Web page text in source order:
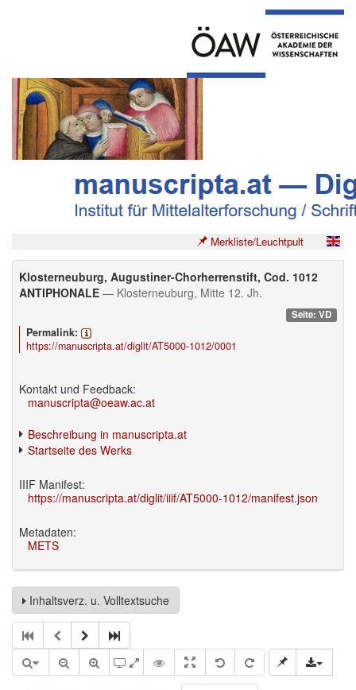
Merkliste/Leuchtpult
Klosterneuburg, Augustiner-Chorherrenstift, Cod. 1012
ANTIPHONALE — Klosterneuburg, Mitte 12. Jh.
Seite: VD
Permalink:
https://manuscripta.at/diglit/AT5000-1012/0001
Kontakt und Feedback:
manuscripta@oeaw.ac.at
Beschreibung in manuscripta.at
Startseite des Werks
IIIF Manifest:
https://manuscripta.at/diglit/iiif/AT5000-1012/manifest.json
Metadaten:
METS
Inhaltsverz. u. Volltextsuche